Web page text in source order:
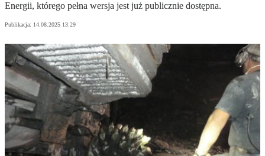
Energii, którego pełna wersja jest już publicznie dostępna.
Publikacja: 14.08.2025 13:29